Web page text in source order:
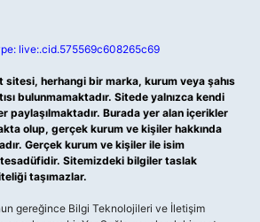
live:.cid.575569c608265c69
sitesi, herhangi bir marka, kurum veya şahıs
bulunmamaktadır. Sitede yalnızca kendi
paylaşılmaktadır. Burada yer alan içerikler
olup, gerçek kurum ve kişiler hakkında
Gerçek kurum ve kişiler ile isim
Sitemizdeki bilgiler taslak
taşımazlar.
gereğince Bilgi Teknolojileri ve İletişim